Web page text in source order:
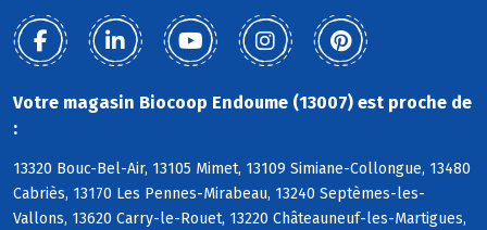
Votre magasin Biocoop Endoume (13007) est proche de
:
13320 Bouc-Bel-Air, 13105 Mimet, 13109 Simiane-Collongue, 13480
Cabriès, 13170 Les Pennes-Mirabeau, 13240 Septèmes-les-
Vallons, 13620 Carry-le-Rouet, 13220 Châteauneuf-les-Martigues,